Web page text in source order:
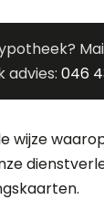
advies: 046
wijze
.